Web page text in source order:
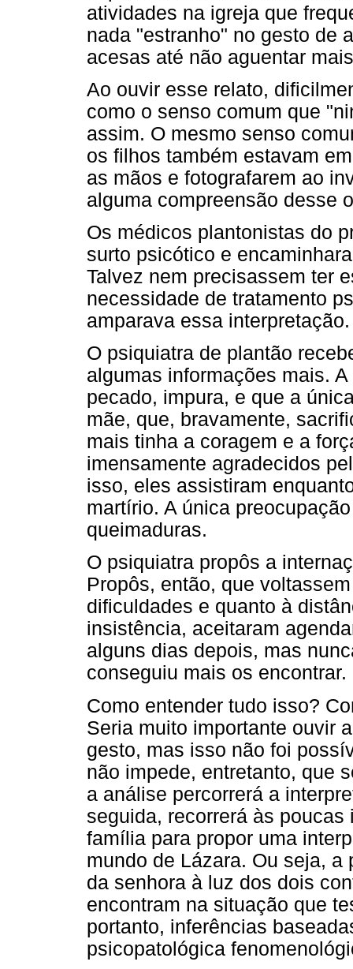
atividades na igreja que
nada "estranho" no gesto de
acesas até não aguentar
Ao ouvir esse relato,
como o senso comum que
assim. O mesmo senso
os filhos também estavam
as mãos e fotografarem ao
alguma compreensão desse
Os médicos plantonistas do
surto psicótico e
Talvez nem precisassem ter
necessidade de tratamento
amparava essa interpretação.
O psiquiatra de plantão
algumas informações mais.
pecado, impura, e que a
mãe, que, bravamente,
mais tinha a coragem e a
imensamente agradecidos
isso, eles assistiram
martírio. A única
queimaduras.
O psiquiatra propôs a
Propôs, então, que
dificuldades e quanto à
insistência, aceitaram
alguns dias depois, mas
conseguiu mais os encontrar.
Como entender tudo isso?
Seria muito importante ouvir
gesto, mas isso não foi
não impede, entretanto, que
a análise percorrerá a
seguida, recorrerá às
família para propor uma
mundo de Lázara. Ou seja,
da senhora à luz dos dois
encontram na situação que
portanto, inferências
psicopatológica